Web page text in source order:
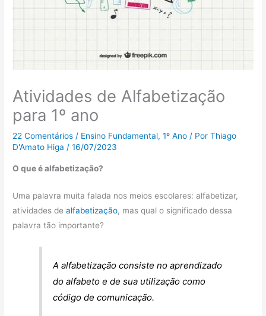
Atividades de Alfabetização
para 1º ano
22 Comentários / Ensino Fundamental,1º Ano / PorThiago
D'Amato Higa /16/07/2023
O que é alfabetização?
Uma palavra muita falada nos meios escolares: alfabetizar,
atividades dealfabetização, mas qual o significado dessa
palavra tão importante?
A alfabetização consiste no aprendizado
do alfabeto e de sua utilização como
código de comunicação.